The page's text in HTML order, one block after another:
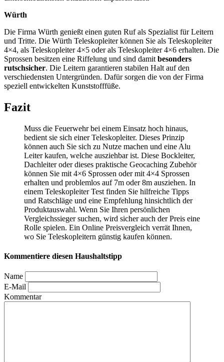
Würth
Die Firma Würth genießt einen guten Ruf als Spezialist für Leitern
und Tritte. Die Würth Teleskopleiter können Sie als Teleskopleiter
4×4, als Teleskopleiter 4×5 oder als Teleskopleiter 4×6 erhalten. Die
Sprossen besitzen eine Riffelung und sind damit besonders
rutschsicher. Die Leitern garantieren stabilen Halt auf den
verschiedensten Untergründen. Dafür sorgen die von der Firma
speziell entwickelten Kunststofffüße.
Fazit
Muss die Feuerwehr bei einem Einsatz hoch hinaus,
bedient sie sich einer Teleskopleiter. Dieses Prinzip
können auch Sie sich zu Nutze machen und eine Alu
Leiter kaufen, welche ausziehbar ist. Diese Bockleiter,
Dachleiter oder dieses praktische Geocaching Zubehör
können Sie mit 4×6 Sprossen oder mit 4×4 Sprossen
erhalten und problemlos auf 7m oder 8m ausziehen. In
einem Teleskopleiter Test finden Sie hilfreiche Tipps
und Ratschläge und eine Empfehlung hinsichtlich der
Produktauswahl. Wenn Sie Ihren persönlichen
Vergleichssieger suchen, wird sicher auch der Preis eine
Rolle spielen. Ein Online Preisvergleich verrät Ihnen,
wo Sie Teleskopleitern günstig kaufen können.
Kommentiere diesen Haushaltstipp
Name
E-Mail
Kommentar